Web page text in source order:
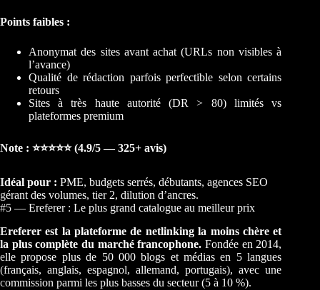
Points faibles :
Anonymat des sites avant achat (URLs non visibles à
l’avance)
Qualité de rédaction parfois perfectible selon certains
retours
Sites à très haute autorité (DR > 80) limités vs
plateformes premium
Note : ⭐⭐⭐⭐⭐ (4.9/5 — 325+ avis)
Idéal pour : PME, budgets serrés, débutants, agences SEO
gérant des volumes, tier 2, dilution d’ancres.
#5 — Ereferer : Le plus grand catalogue au meilleur prix
Ereferer est la plateforme de netlinking la moins chère et
la plus complète du marché francophone. Fondée en 2014,
elle propose plus de 50 000 blogs et médias en 5 langues
(français, anglais, espagnol, allemand, portugais), avec une
commission parmi les plus basses du secteur (5 à 10 %).